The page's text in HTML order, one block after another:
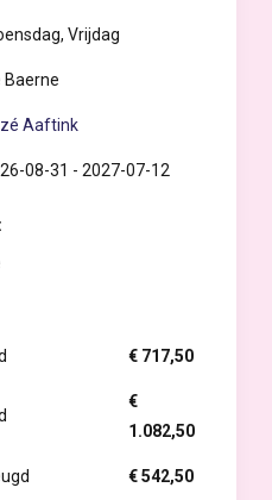
Vrijdag
Baerne
Aaftink
08-31 - 2027-07-12
€ 717,50
€
1.082,50
€ 542,50